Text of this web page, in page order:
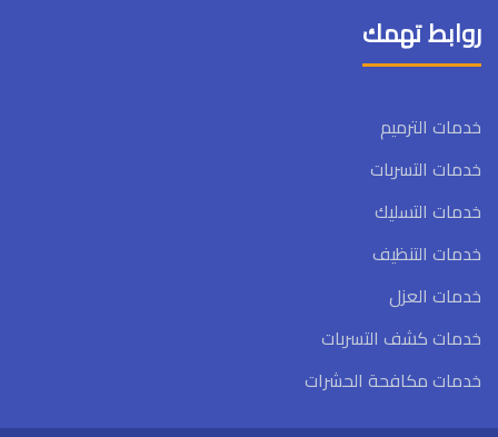
روابط تهمك
خدمات الترميم
خدمات التسربات
خدمات التسليك
خدمات التنظيف
خدمات العزل
خدمات كشف التسربات
خدمات مكافحة الحشرات